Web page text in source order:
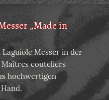
„Made in
Messer in der
couteliers
hochwertigen